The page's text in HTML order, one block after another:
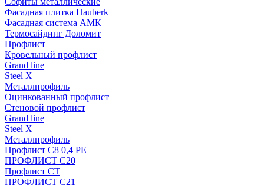
Фасадная плитка Hauberk
Фасадная система АМК
Термосайдинг Доломит
Профлист
Кровельный профлист
Grand line
Steel X
Металлпрофиль
Оцинкованный профлист
Стеновой профлист
Grand line
Steel X
Металлпрофиль
Профлист С8 0,4 РЕ
ПРОФЛИСТ С20
Профлист СТ
ПРОФЛИСТ С21